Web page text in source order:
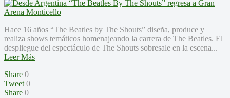
Hace 16 años “The Beatles by The Shouts” diseña, produce y
realiza shows temáticos homenajeando la carrera de The Beatles. El
despliegue del espectáculo de The Shouts sobresale en la escena...
Leer Más
Share 0
Tweet 0
Share 0